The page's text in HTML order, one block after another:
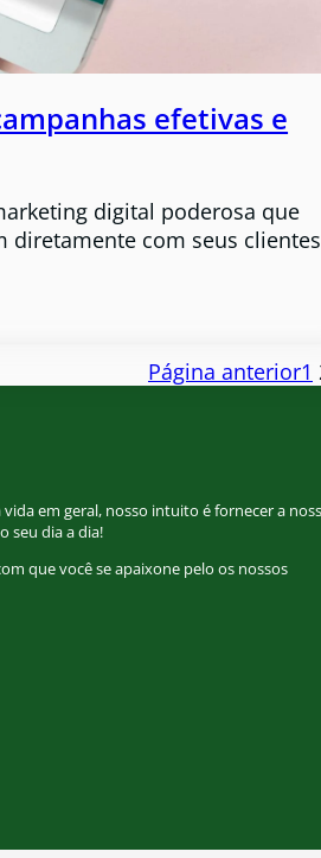
efetivas e
digital poderosa que
diretamente com seus clientes
Página anterior1
em geral, nosso intuito é fornecer a
seu dia a dia!
que você se apaixone pelo os nossos